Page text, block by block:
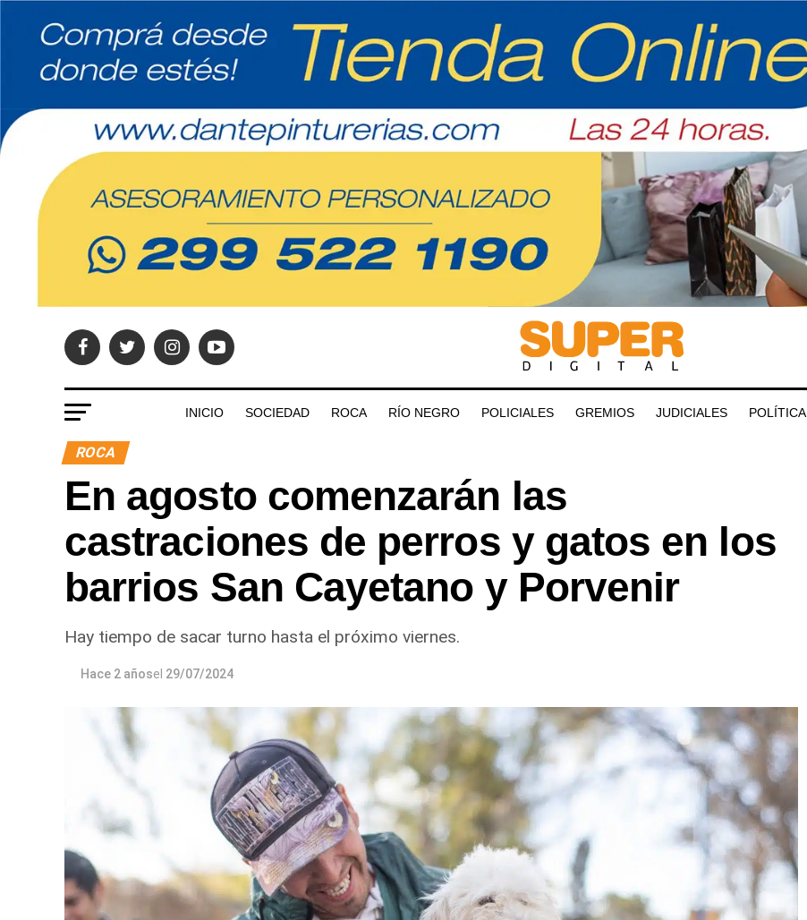
INICIO SOCIEDAD ROCA RÍO NEGRO POLICIALES GREMIOS JUDICIALES POLÍTICA
ROCA
En agosto comenzarán las
castraciones de perros y gatos en los
barrios San Cayetano y Porvenir
Hay tiempo de sacar turno hasta el próximo viernes.
Hace 2 añosel 29/07/2024